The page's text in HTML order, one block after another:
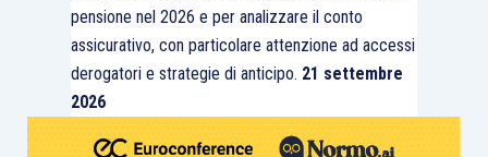
pensione nel 2026 e per analizzare il conto
assicurativo, con particolare attenzione ad accessi
derogatori e strategie di anticipo. 21 settembre
2026